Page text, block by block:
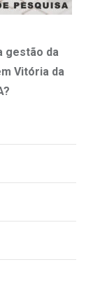
gestão da
Vitória da